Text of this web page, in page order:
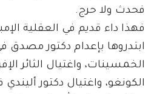
فحدث ولا حرج.
فهذا داء قديم في العقلية
ابتدروها بإعدام دكتور مصدق
الخمسينات، واغتيال الثائر
الكونغو، واغتيال دكتور